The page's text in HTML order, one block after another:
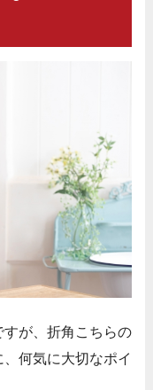
が、 折角こちらの
何気に大切なポイ